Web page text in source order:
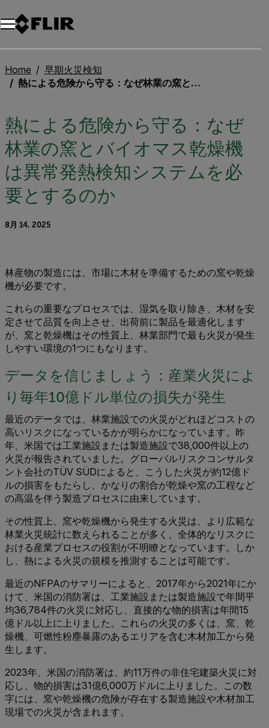
Home
早期火災検知
熱による危険から守る：なぜ林業の窯とバイオマス乾燥機は異常発熱検知システムを必要とするのか
熱による危険から守る：なぜ
林業の窯とバイオマス乾燥機
は異常発熱検知システムを必
要とするのか
8月 14, 2025
林産物の製造には、市場に木材を準備するための窯や乾燥
機が必要です。
これらの重要なプロセスでは、湿気を取り除き、木材を安
定させて品質を向上させ、出荷前に製品を最適化します
が、窯と乾燥機はその性質上、林業部門で最も火災が発生
しやすい環境の1つにもなります。
データを信じましょう：産業火災によ
り毎年10億ドル単位の損失が発生
最近のデータでは、林業施設での火災がどれほどコストの
高いリスクになっているかが明らかになっています。昨
年、米国では工業施設または製造施設で38,000件以上の
火災が報告されていました。グローバルリスクコンサルタ
ント会社のTÜV SÜDによると、こうした火災が約12億ド
ルの損害をもたらし、かなりの割合が乾燥や窯の工程など
の高温を伴う製造プロセスに由来しています。
その性質上、窯や乾燥機から発生する火災は、より広範な
林業火災統計に数えられることが多く、全体的なリスクに
おける産業プロセスの役割が不明瞭となっています。しか
し、熱による火災の規模を推測することは可能です。
最近のNFPAのサマリーによると、2017年から2021年にか
けて、米国の消防署は、工業施設または製造施設で年間平
均36,784件の火災に対応し、直接的な物的損害は年間15
億ドル以上に上りました。これらの火災の多くは、窯、乾
燥機、可燃性粉塵暴露のあるエリアを含む木材加工から発
生します。
2023年、米国の消防署は、約11万件の非住宅建築火災に対
応し、物的損害は31億6,000万ドルに上りました。この数
字には、窯や乾燥機の危険が存在する製造施設や木材加工
現場での火災が含まれます。